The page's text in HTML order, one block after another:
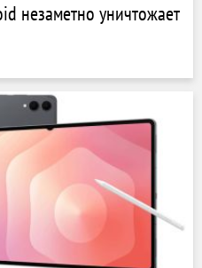
незаметно уничтожает